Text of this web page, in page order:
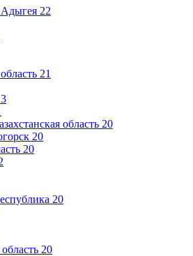
22
21
3
область 20
20
20
20
20